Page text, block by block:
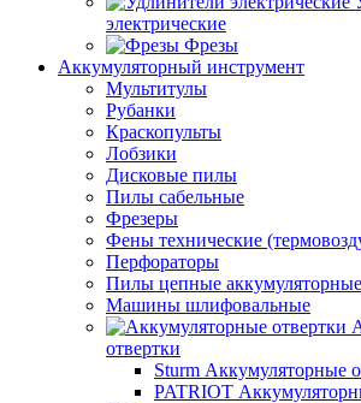
электрические
Фрезы
Аккумуляторный инструмент
Мультитулы
Рубанки
Краскопульты
Лобзики
Дисковые пилы
Пилы сабельные
Фрезеры
Фены технические
Перфораторы
Пилы цепные аккумуляторные
Машины шлифовальные
отвертки
Sturm Аккумуляторные
PATRIOT